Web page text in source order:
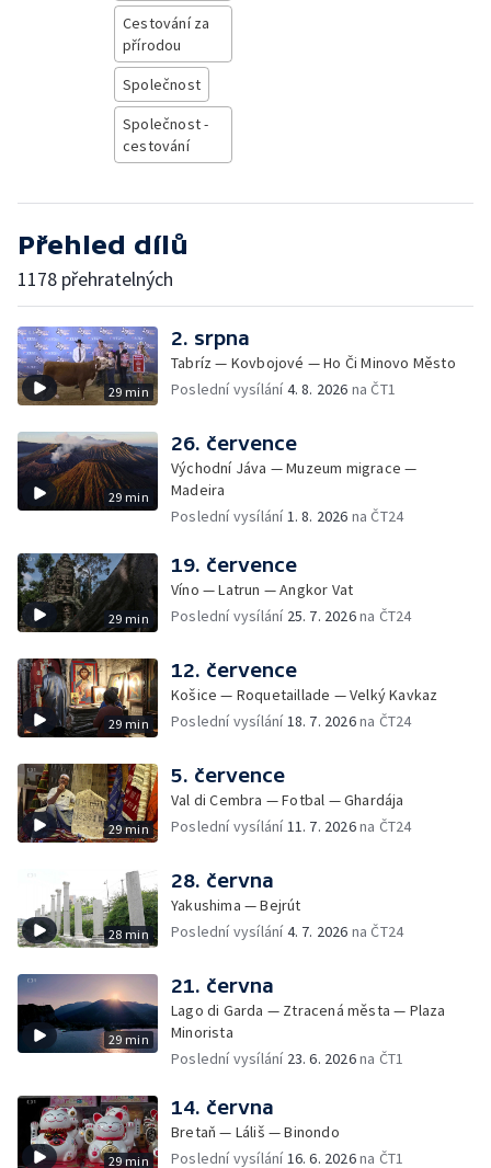
Cestování za
přírodou
Společnost
Společnost -
cestování
Přehled dílů
1178 přehratelných
29 min
2. srpna
Tabríz — Kovbojové — Ho Či Minovo Město
Poslední vysílání4. 8. 2026 na ČT1
29 min
26. července
Východní Jáva — Muzeum migrace —
Madeira
Poslední vysílání1. 8. 2026 na ČT24
29 min
19. července
Víno — Latrun — Angkor Vat
Poslední vysílání 25. 7. 2026na ČT24
29 min
12. července
Košice — Roquetaillade — Velký Kavkaz
Poslední vysílání18. 7. 2026na ČT24
29 min
5. července
Val di Cembra — Fotbal — Ghardája
Poslední vysílání11. 7. 2026na ČT24
28 min
28. června
Yakushima — Bejrút
Poslední vysílání4. 7. 2026 na ČT24
29 min
21. června
Lago di Garda — Ztracená města — Plaza
Minorista
Poslední vysílání 23. 6. 2026na ČT1
29 min
14. června
Bretaň — Láliš — Binondo
Poslední vysílání16. 6. 2026na ČT1